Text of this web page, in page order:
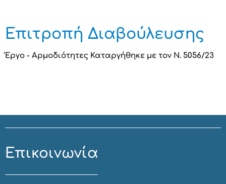
Επιτροπή Διαβούλευσης
Έργο - Αρµοδιότητες Καταργήθηκε με τον Ν. 5056/23
Επικοινωνία